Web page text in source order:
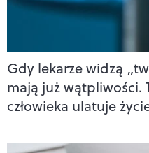
Gdy lekarze widzą
mają już wątpliwości.
człowieka ulatuje